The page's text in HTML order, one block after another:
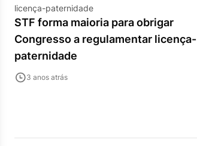
licença-paternidade
STF forma maioria para obrigar
Congresso a regulamentar licença-
paternidade
3 anos atrás